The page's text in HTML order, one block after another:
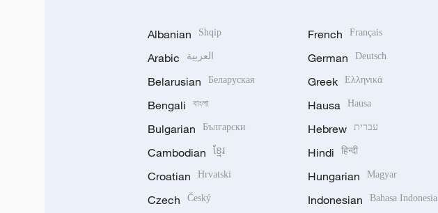
Albanian Shqip
Arabic العربية
Belarusian Беларуская
Bengali বাংলা
Bulgarian Български
Cambodian ខ្មែរ
Croatian Hrvatski
Czech Český
French Français
German Deutsch
Greek Ελληνικά
Hausa Hausa
Hebrew עברית
Hindi हिन्दी
Hungarian Magyar
Indonesian Bahasa Indonesia